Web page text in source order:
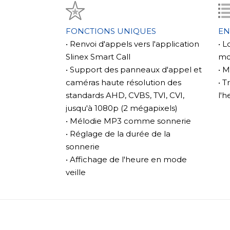
Où l'utiliser
La taille compacte du Slinex SQ-04N
des appartements aux bureaux. Son
classiques lui permettent de s'intégrer
la fois fonctionnel et stylé. Ce qui
à être contrôlé via l'application mobile
ajoute non seulement de la commodité
d'endroits où l'interphone peut être utilisé
même les grands établissements où
essentiels.
Principales caractéristiques du modèle
L'une des caractéristiques phares du
communication avancées. L'appareil
FONCTIONS UNIQUES
• Renvoi d'appels vers l'application
Slinex Smart Call
• Support des panneaux d'appel et
caméras haute résolution des
standards AHD, CVBS, TVI, CVI,
jusqu'à 1080p (2 mégapixels)
• Mélodie MP3 comme sonnerie
• Réglage de la durée de la
sonnerie
• Affichage de l'heure en mode
veille
•
•
•